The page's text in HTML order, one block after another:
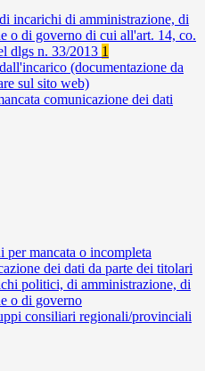
incarichi di amministrazione, di
o di governo di cui all'art. 14, co.
dlgs n. 33/2013 1
(documentazione da
sul sito web)
comunicazione dei dati
per mancata o incompleta
dei dati da parte dei titolari
politici, di amministrazione, di
o di governo
consiliari regionali/provinciali